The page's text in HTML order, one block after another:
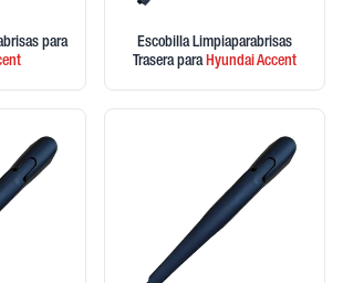
para
Escobilla Limpiaparabrisas
Trasera paraHyundaiAccent